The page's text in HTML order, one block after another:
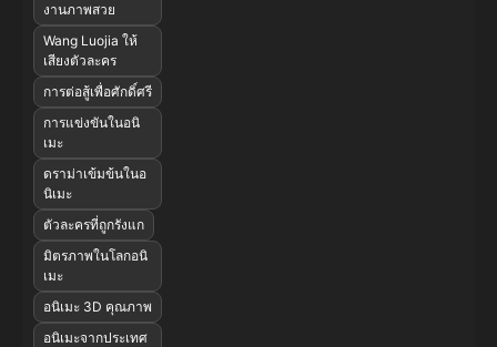
งานภาพสวย
Wang Luojia ให้
เสียงตัวละคร
การต่อสู้เพื่อศักดิ์ศรี
การแข่งขันในอนิ
เมะ
ดราม่าเข้มข้นในอ
นิเมะ
ตัวละครที่ถูกรังแก
มิตรภาพในโลกอนิ
เมะ
อนิเมะ 3D คุณภาพ
อนิเมะจากประเทศ